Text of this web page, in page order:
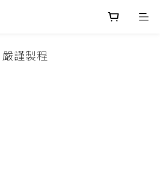
嚴謹製程